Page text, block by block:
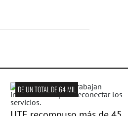
DE UN TOTAL DE 64 MIL